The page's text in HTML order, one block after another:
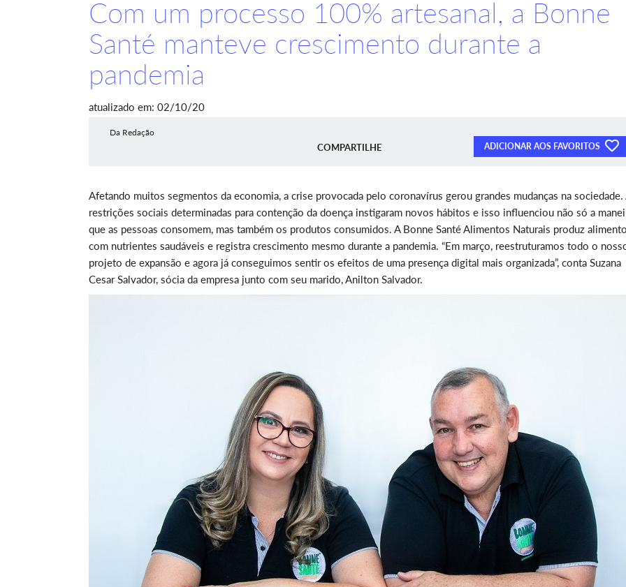
Com um processo 100% artesanal, a Bonne
Santé manteve crescimento durante a
pandemia
atualizado em: 02/10/20
Da Redação
COMPARTILHE ADICIONAR AOS FAVORITOS
Afetando muitos segmentos da economia, a crise provocada pelo coronavírus gerou grandes mudanças na sociedade.
restrições sociais determinadas para contenção da doença instigaram novos hábitos e isso influenciou não só a
que as pessoas consomem, mas também os produtos consumidos. A Bonne Santé Alimentos Naturais produz
com nutrientes saudáveis e registra crescimento mesmo durante a pandemia. “Em março, reestruturamos todo o
projeto de expansão e agora já conseguimos sentir os efeitos de uma presença digital mais organizada”, conta Suzana
Cesar Salvador, sócia da empresa junto com seu marido, Anilton Salvador.